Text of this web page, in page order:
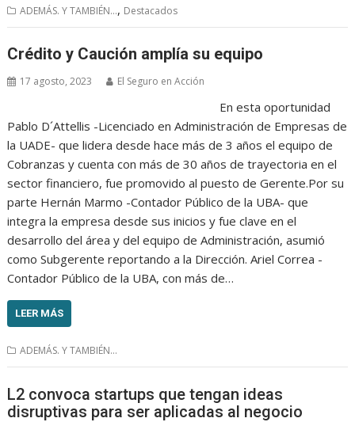
ADEMÁS. Y TAMBIÉN..., Destacados
Crédito y Caución amplía su equipo
17 agosto, 2023 El Seguro en Acción
En esta oportunidad
Pablo D´Attellis -Licenciado en Administración de Empresas de
la UADE- que lidera desde hace más de 3 años el equipo de
Cobranzas y cuenta con más de 30 años de trayectoria en el
sector financiero, fue promovido al puesto de Gerente.Por su
parte Hernán Marmo -Contador Público de la UBA- que
integra la empresa desde sus inicios y fue clave en el
desarrollo del área y del equipo de Administración, asumió
como Subgerente reportando a la Dirección. Ariel Correa -
Contador Público de la UBA, con más de…
LEER MÁS
ADEMÁS. Y TAMBIÉN...
L2 convoca startups que tengan ideas
disruptivas para ser aplicadas al negocio